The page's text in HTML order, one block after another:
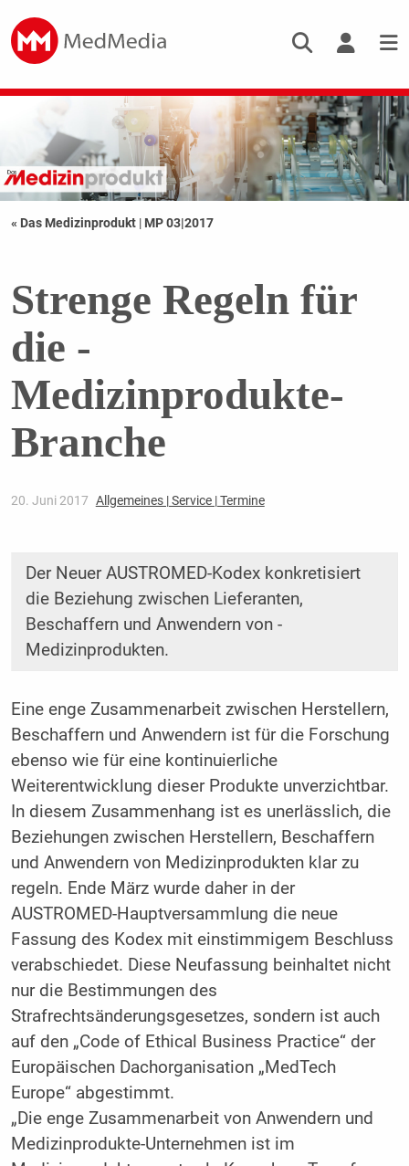
« Das Medizinprodukt | MP 03|2017
Strenge Regeln für
die ­
Medizinprodukte-
Branche
20. Juni 2017 Allgemeines | Service | Termine
Der Neuer AUSTROMED-Kodex konkretisiert
die Beziehung zwischen Lieferanten,
Beschaffern und Anwendern von ­
Medizinprodukten.
Eine enge Zusammenarbeit zwischen Herstellern,
Beschaffern und Anwendern ist für die Forschung
ebenso wie für eine kontinuierliche
Weiterentwicklung dieser Produkte unverzichtbar.
In diesem Zusammenhang ist es unerlässlich, die
Beziehungen zwischen Herstellern, Beschaffern
und Anwendern von Medizinprodukten klar zu
regeln. Ende März wurde daher in der
AUSTROMED-Hauptversammlung die neue
Fassung des Kodex mit einstimmigem Beschluss
verabschiedet. Diese Neufassung beinhaltet nicht
nur die Bestimmungen des
Strafrechtsänderungsgesetzes, sondern ist auch
auf den „Code of Ethical Business Practice“ der
Europäischen Dachorganisation „MedTech
Europe“ abgestimmt.
„Die enge Zusammenarbeit von Anwendern und
Medizinprodukte-Unternehmen ist im